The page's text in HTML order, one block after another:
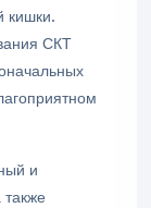
кишки.
СКТ
и